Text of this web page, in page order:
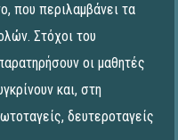
που περιλαμβάνει τα
Στόχοι του
οι μαθητές
και, στη
δευτεροταγείς